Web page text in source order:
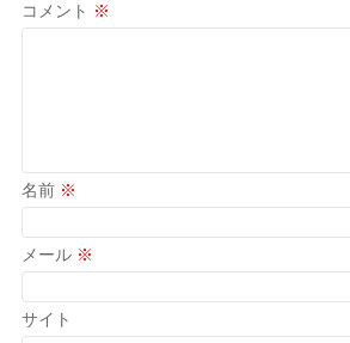
コメント ※
名前 ※
メール ※
サイト